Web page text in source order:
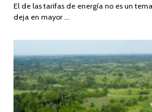
El de las tarifas de energía no es un
deja en mayor …